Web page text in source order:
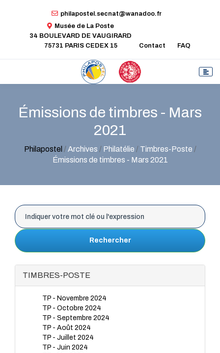
philapostel.secnat@wanadoo.fr
Musée de La Poste
34 BOULEVARD DE VAUGIRARD
75731 PARIS CEDEX 15
Contact FAQ
Émissions de timbres - Mars
2021
Philapostel /Archives / Philatélie / Timbres-Poste /
Émissions de timbres - Mars 2021
Rechercher
TIMBRES-POSTE
TP - Novembre 2024
TP - Octobre 2024
TP - Septembre 2024
TP - Août 2024
TP - Juillet 2024
TP - Juin 2024